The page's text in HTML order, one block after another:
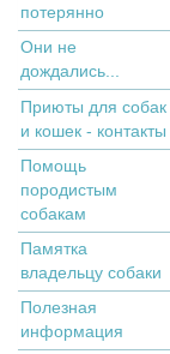
потерянно
Они не
дождались...
Приюты для собак
и кошек - контакты
Помощь
породистым
собакам
Памятка
владельцу собаки
Полезная
информация